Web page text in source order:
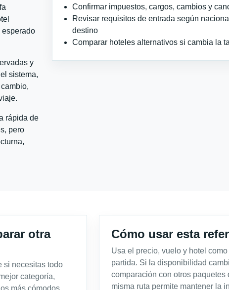
esperado
y
sistema,
rápida de
pero
Confirmar impuestos, cargos, cambios y
Revisar requisitos de entrada según
destino
Comparar hoteles alternativos si cambia la
otra
si necesitas todo
categoría,
más cómodos,
Cómo usar esta
Usa el precio, vuelo y hotel
partida. Si la disponibilidad
comparación con otros paquetes
misma ruta permite mantener la